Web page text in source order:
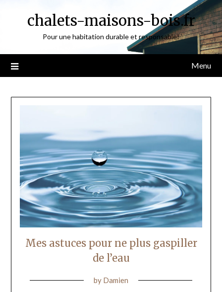
chalets-maisons-bois.fr
Pour une habitation durable et responsable!
Menu
Mes astuces pour ne plus gaspiller
de l’eau
by Damien